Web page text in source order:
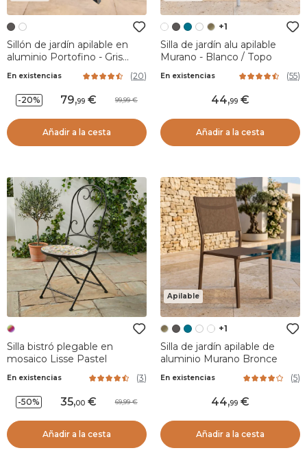
Sillón de jardín apilable en
aluminio Portofino - Gris
En existencias (20)
-20% 79,99 99,99
Añadir a la cesta
+1
Silla de jardín alu apilable
Murano - Blanco / Topo
En existencias (55)
44,99
Añadir a la cesta
Silla bistró plegable en
mosaico Lisse Pastel
En existencias (3)
-50% 35,00 69,99
Añadir a la cesta
Apilable
+1
Silla de jardín apilable de
aluminio Murano Bronce
En existencias (5)
44,99
Añadir a la cesta